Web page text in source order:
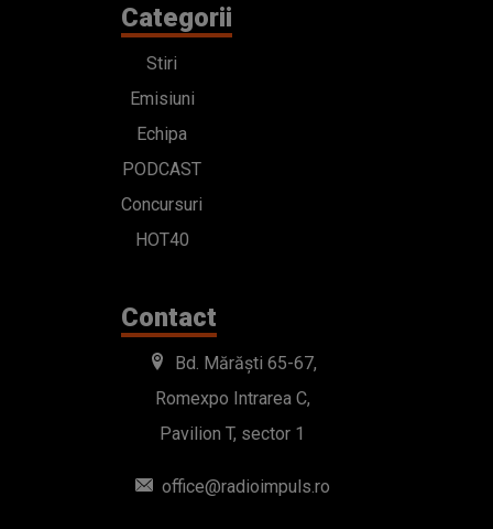
Categorii
Stiri
Emisiuni
Echipa
PODCAST
Concursuri
HOT40
Contact
Bd. Mărăști 65-67,
Romexpo Intrarea C,
Pavilion T, sector 1
office@radioimpuls.ro